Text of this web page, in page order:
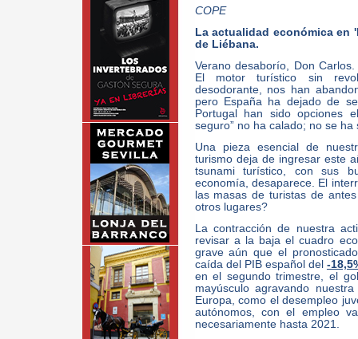
COPE
La actualidad económica en
de Liébana.
Verano desaborío, Don
El motor turístico sin
desodorante, nos han
pero España ha dejado de
Portugal han sido opciones
seguro” no ha calado; no se
Una pieza esencial de
turismo deja de ingresar este
tsunami turístico, con sus
economía, desaparece. El
las masas de turistas de
otros lugares?
La contracción de nuestra
revisar a la baja el cuadro
grave aún que el
caída del PIB español del -
en el segundo trimestre, el
mayúsculo agravando
Europa, como el desempleo
autónomos, con el empleo
necesariamente hasta 2021.